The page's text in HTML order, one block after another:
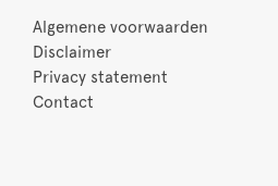
Algemene voorwaarden
Disclaimer
Privacy statement
Contact